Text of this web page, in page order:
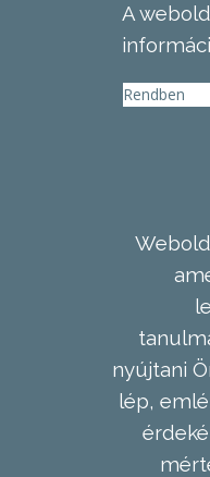
A
Rendben
nyújtani
lép,